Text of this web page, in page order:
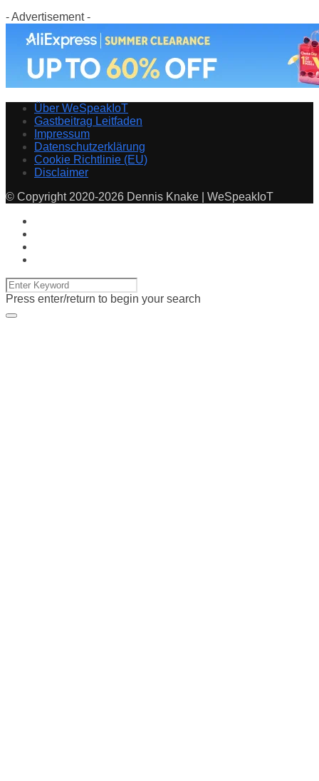
- Advertisement -
Über WeSpeakIoT
Gastbeitrag Leitfaden
Impressum
Datenschutzerklärung
Cookie Richtlinie (EU)
Disclaimer
© Copyright 2020-2026 Dennis Knake | WeSpeakIoT
Press enter/return to begin your search